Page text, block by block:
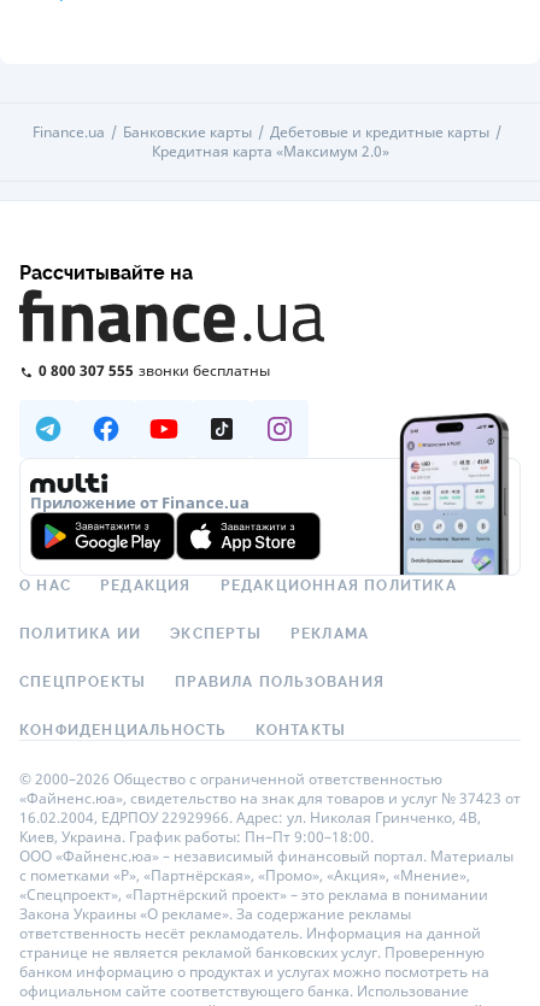
Finance.ua Банковские карты
Дебетовые и кредитные карты
Кредитная карта «Максимум 2.0»
Рассчитывайте на
0 800 307 555 звонки бесплатны
Приложение от Finance.ua
О НАС РЕДАКЦИЯ РЕДАКЦИОННАЯ ПОЛИТИКА
ПОЛИТИКА ИИ ЭКСПЕРТЫ РЕКЛАМА
СПЕЦПРОЕКТЫ ПРАВИЛА ПОЛЬЗОВАНИЯ
КОНФИДЕНЦИАЛЬНОСТЬ КОНТАКТЫ
© 2000–2026 Общество с ограниченной ответственностью
«Файненс.юа», свидетельство на знак для товаров и услуг № 37423 от
16.02.2004, ЕДРПОУ 22929966. Адрес: ул. Николая Гринченко, 4В,
Киев, Украина. График работы: Пн–Пт 9:00–18:00.
ООО «Файненс.юа» – независимый финансовый портал. Материалы
с пометками «Р», «Партнёрская», «Промо», «Акция», «Мнение»,
«Спецпроект», «Партнёрский проект» – это реклама в понимании
Закона Украины «О рекламе». За содержание рекламы
ответственность несёт рекламодатель. Информация на данной
странице не является рекламой банковских услуг. Проверенную
банком информацию о продуктах и услугах можно посмотреть на
официальном сайте соответствующего банка. Использование